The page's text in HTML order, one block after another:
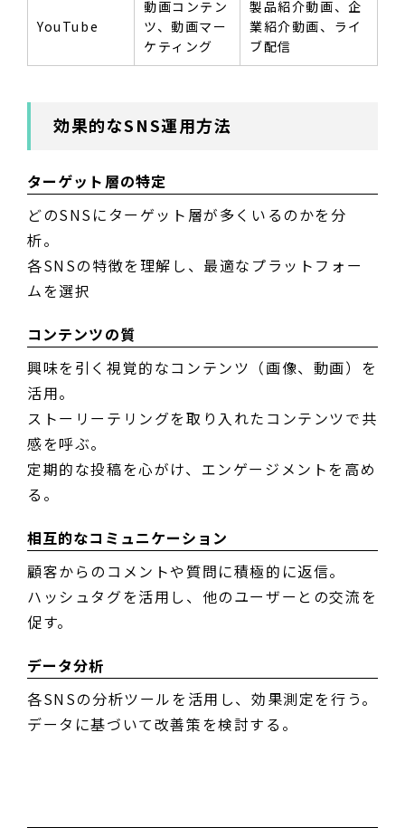
YouTube
動画コンテン
ツ、動画マー
ケティング
製品紹介動画、企
業紹介動画、ライ
ブ配信
効果的なSNS運用方法
ターゲット層の特定
どのSNSにターゲット層が多くいるのかを分
析。
各SNSの特徴を理解し、最適なプラットフォー
ムを選択
コンテンツの質
興味を引く視覚的なコンテンツ（画像、動画）を
活用。
ストーリーテリングを取り入れたコンテンツで共
感を呼ぶ。
定期的な投稿を心がけ、エンゲージメントを高め
る。
相互的なコミュニケーション
顧客からのコメントや質問に積極的に返信。
ハッシュタグを活用し、他のユーザーとの交流を
促す。
データ分析
各SNSの分析ツールを活用し、効果測定を行う。
データに基づいて改善策を検討する。